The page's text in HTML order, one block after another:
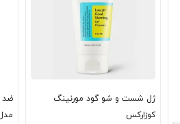
ژل شست و شو گود مورنینگ
کوزارکس
ضد